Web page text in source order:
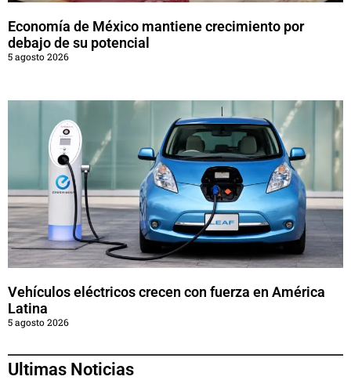
Economía de México mantiene crecimiento por
debajo de su potencial
5 agosto 2026
Vehículos eléctricos crecen con fuerza en América
Latina
5 agosto 2026
Ultimas Noticias